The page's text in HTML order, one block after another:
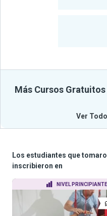
Más Cursos
Ver
Los estudiantes que
inscribieron en
NIVEL PRINCIPIANTE